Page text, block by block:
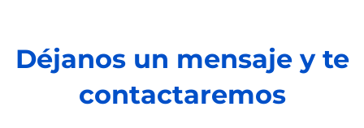
Déjanos un mensaje yte
contactaremos